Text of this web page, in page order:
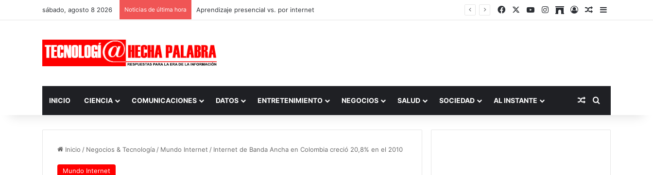
sábado, agosto 8 2026 Noticias de última hora Aprendizaje presencial vs. por internet FacebookYouTubeInstagram
ArchiveAccesoPublicación al
Barra lateral
INICIO CIENCIA COMUNICACIONES DATOS ENTRETENIMIENTO NEGOCIOS SALUD SOCIEDAD AL INSTANTE Publicación al
Buscar por
Inicio / Negocios & Tecnología / Mundo Internet / Internet de Banda Ancha en Colombia creció 20,8% en el 2010
Mundo Internet